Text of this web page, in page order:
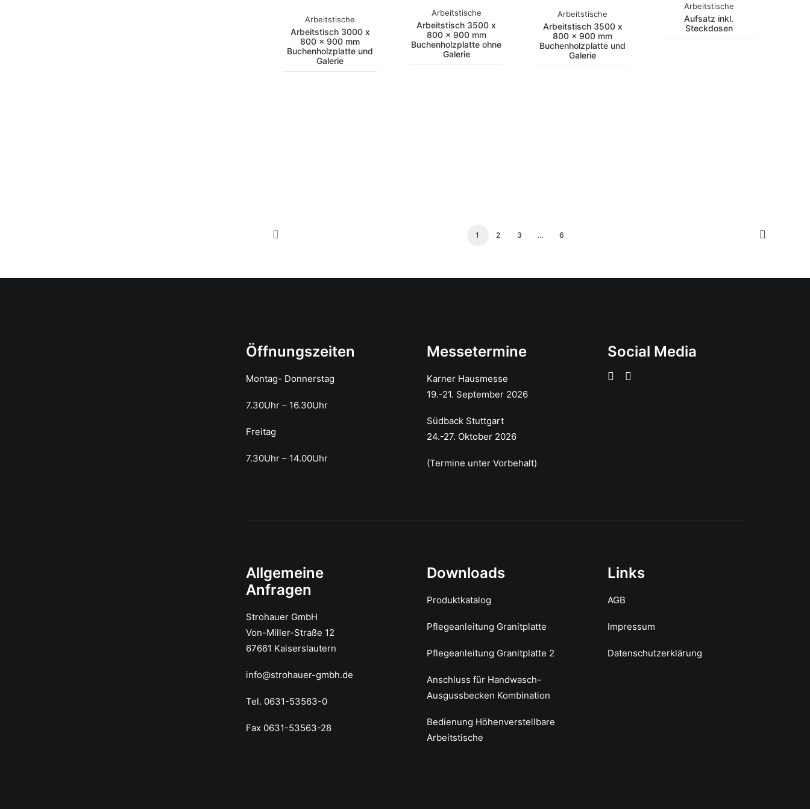
Arbeitstische
Arbeitstisch 3000 x
800 x 900 mm
Buchenholzplatte und
Galerie
Arbeitstische
Arbeitstisch 3500 x
800 x 900 mm
Buchenholzplatte ohne
Galerie
Arbeitstische
Arbeitstisch 3500 x
800 x 900 mm
Buchenholzplatte und
Galerie
Arbeitstische
Aufsatz inkl.
Steckdosen
1 2 3 … 6
Öffnungszeiten
Montag- Donnerstag
7.30Uhr – 16.30Uhr
Freitag
7.30Uhr – 14.00Uhr
Messetermine
Karner Hausmesse
19.-21. September 2026
Südback Stuttgart
24.-27. Oktober 2026
(Termine unter Vorbehalt)
Social Media
Allgemeine
Anfragen
Strohauer GmbH
Von-Miller-Straße 12
67661 Kaiserslautern
info@strohauer-gmbh.de
Tel. 0631-53563-0
Fax 0631-53563-28
Downloads
Produktkatalog
Pflegeanleitung Granitplatte
Pflegeanleitung Granitplatte 2
Anschluss für Handwasch-
Ausgussbecken Kombination
Bedienung Höhenverstellbare
Arbeitstische
Links
AGB
Impressum
Datenschutzerklärung